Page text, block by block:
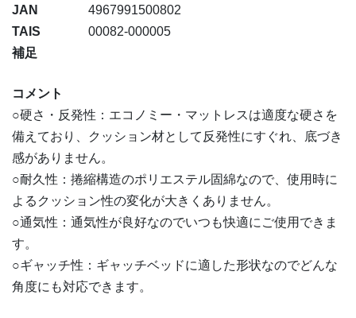
JAN
4967991500802
TAIS
00082-000005
補足
コメント
○硬さ・反発性：エコノミー・マットレスは適度な硬さを
備えており、クッション材として反発性にすぐれ、底づき
感がありません。
○耐久性：捲縮構造のポリエステル固綿なので、使用時に
よるクッション性の変化が大きくありません。
○通気性：通気性が良好なのでいつも快適にご使用できま
す。
○ギャッチ性：ギャッチベッドに適した形状なのでどんな
角度にも対応できます。